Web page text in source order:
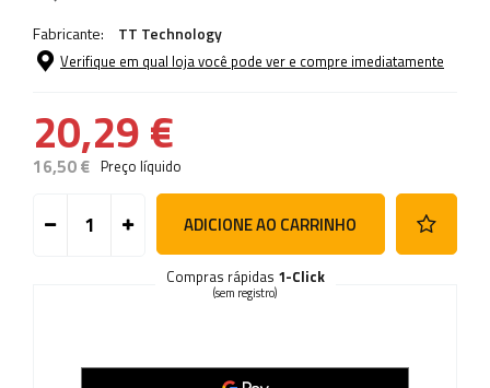
Fabricante: TT Technology
Verifique em qual loja você pode ver e compre imediatamente
20,29 €
16,50 € Preço líquido
ADICIONE AO CARRINHO
Compras rápidas 1-Click
(sem registro)